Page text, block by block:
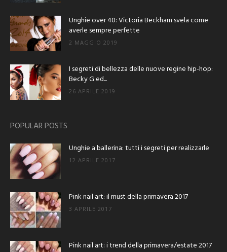
Unghie over 40: Victoria Beckham svela come
averle sempre perfette
2 MAGGIO 2019
I segreti di bellezza delle nuove regine hip-hop:
Becky G ed...
26 APRILE 2019
POPULAR POSTS
Unghie a ballerina: tutti i segreti per realizzarle
12 APRILE 2017
Pink nail art: il must della primavera 2017
3 APRILE 2017
Pink nail art: i trend della primavera/estate 2017